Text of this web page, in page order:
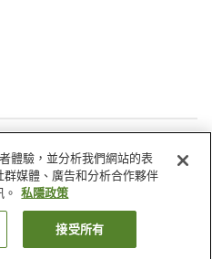
桑拿
酒吧
有馬溫泉月光園游月山莊旅館
房
體驗，並分析我們網站的表
媒體、廣告和分析合作夥伴
私隱政策
接受所有